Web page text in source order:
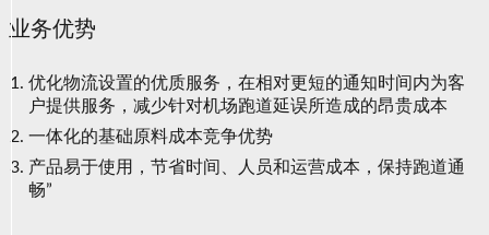
业务优势
优化物流设置的优质服务，在相对更短的通知时间内为客
户提供服务，减少针对机场跑道延误所造成的昂贵成本
一体化的基础原料成本竞争优势
产品易于使用，节省时间、人员和运营成本，保持跑道通
畅”